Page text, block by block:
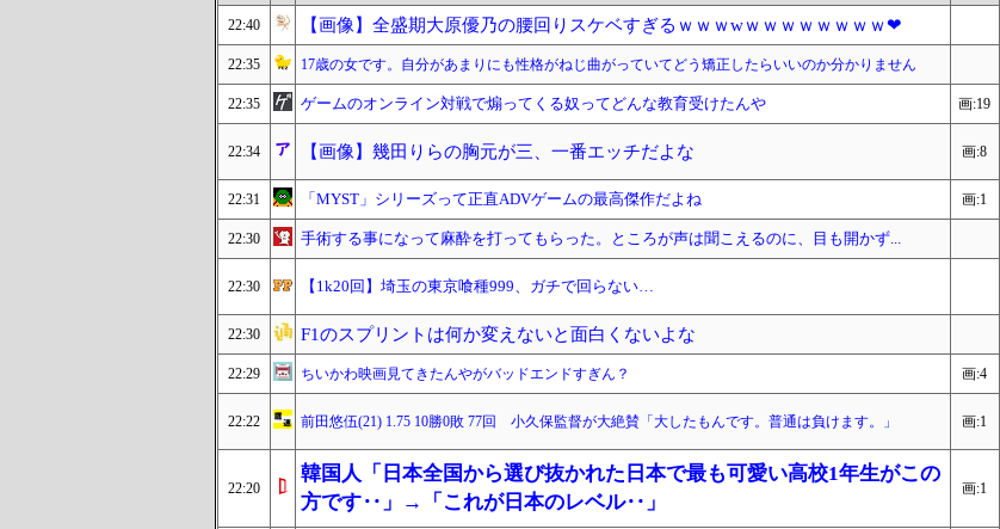
22:40 【画像】全盛期大原優乃の腰回りスケベすぎるｗｗｗwｗｗｗｗｗｗｗｗ❤
22:35 17歳の女です。自分があまりにも性格がねじ曲がっていてどう矯正したらいいのか分かりません
22:35 ゲームのオンライン対戦で煽ってくる奴ってどんな教育受けたんや 画:19
22:34 【画像】幾田りらの胸元が三、一番エッチだよな 画:8
22:31 「MYST」シリーズって正直ADVゲームの最高傑作だよね 画:1
22:30 手術する事になって麻酔を打ってもらった。ところが声は聞こえるのに、目も開かず...
22:30 【1k20回】埼玉の東京喰種999、ガチで回らない…
22:30 F1のスプリントは何か変えないと面白くないよな
22:29 ちいかわ映画見てきたんやがバッドエンドすぎん？ 画:4
22:22 前田悠伍(21) 1.75 10勝0敗 77回 小久保監督が大絶賛「大したもんです。普通は負けます。」 画:1
22:20
韓国人「日本全国から選び抜かれた日本で最も可愛い高校1年生がこの
方です‥」→「これが日本のレベル‥」
画:1